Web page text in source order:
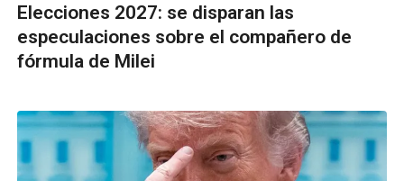
Elecciones 2027: se disparan las
especulaciones sobre el compañero de
fórmula de Milei